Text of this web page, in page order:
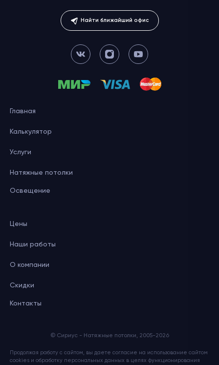
Найти ближайший офис
Главная
Калькулятор
Услуги
Натяжные потолки
Освещение
Цены
Наши работы
О компании
Скидки
Контакты
© Сириус - Натяжные потолки, 2005-2026
Продолжая работу с сайтом, вы даете согласие на использование сайтом
cookies и обработку персональных данных в целях функционирования